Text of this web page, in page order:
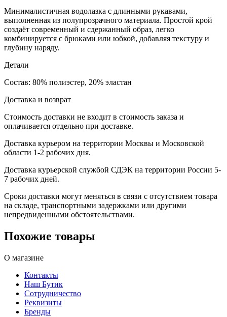
Минималистичная водолазка с длинными рукавами,
выполненная из полупрозрачного материала. Простой крой
создаёт современный и сдержанный образ, легко
комбинируется с брюками или юбкой, добавляя текстуру и
глубину наряду.
Детали
Состав: 80% полиэстер, 20% эластан
Доставка и возврат
Стоимость доставки не входит в стоимость заказа и
оплачивается отдельно при доставке.
Доставка курьером на территории Москвы и Московской
области 1-2 рабочих дня.
Доставка курьерской службой СДЭК на территории России 5-
7 рабочих дней.
Сроки доставки могут меняться в связи с отсутствием товара
на складе, транспортными задержками или другими
непредвиденными обстоятельствами.
Похожие товары
О магазине
Контакты
Наш Бутик
Сотрудничество
Реквизиты
Бренды